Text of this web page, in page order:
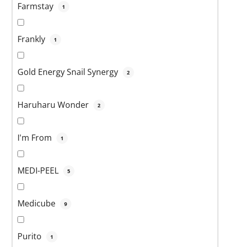
Farmstay 1
Frankly 1
Gold Energy Snail Synergy 2
Haruharu Wonder 2
I'm From 1
MEDI-PEEL 5
Medicube 9
Purito 1